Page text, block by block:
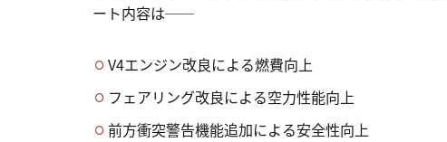
ート内容は──
V4エンジン改良による燃費向上
フェアリング改良による空力性能向上
前方衝突警告機能追加による安全性向上